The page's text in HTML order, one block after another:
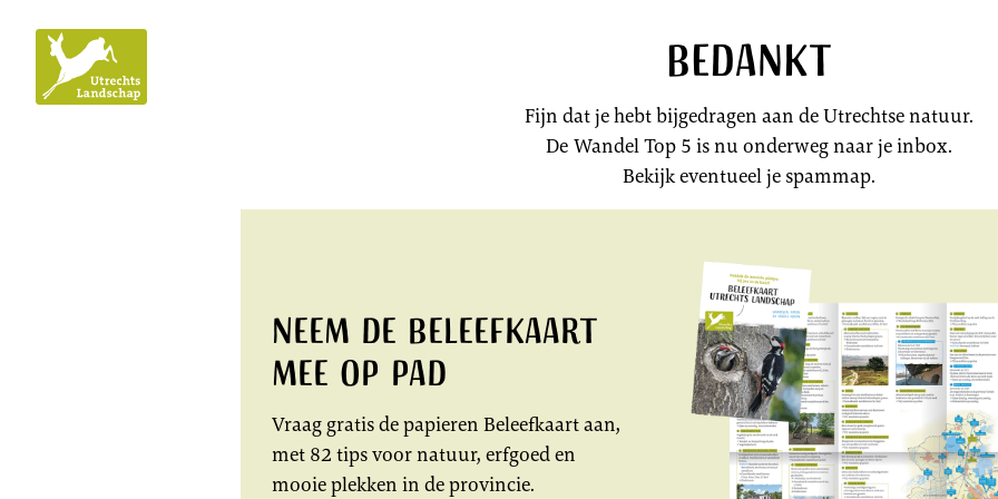
Bedankt
Fijn dat je hebt bijgedragen aan de Utrechtse natuur.
De Wandel Top 5 is nu onderweg naar je inbox.
Bekijk eventueel je spammap.
Neem de Beleefkaart
mee op pad
Vraag gratis de papieren Beleefkaart aan,
met 82 tips voor natuur, erfgoed en
mooie plekken in de provincie.